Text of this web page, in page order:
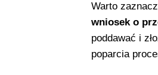
Warto
wniosek o
poddawać i
poparcia